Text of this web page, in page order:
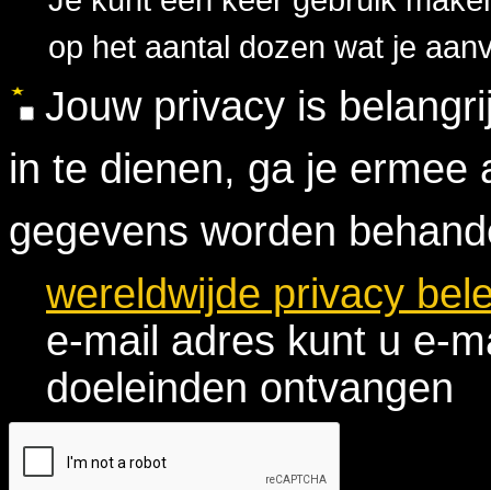
op het aantal dozen wat je
Jouw privacy is
in te dienen, ga je ermee
gegevens worden
wereldwijde privacy
e-mail adres kunt u e-
doeleinden ontvangen